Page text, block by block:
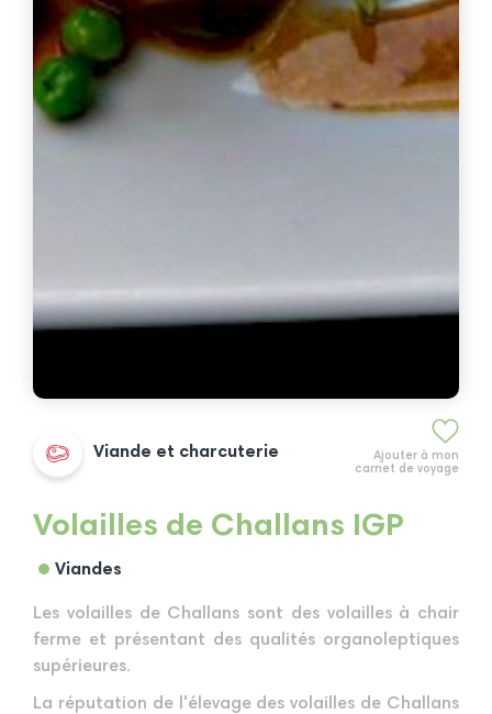
Ajouter à mon
carnet de voyage
Viande et charcuterie
Volailles de Challans IGP
Viandes
Les volailles de Challans sont des volailles à chair
ferme et présentant des qualités organoleptiques
supérieures.
La réputation de l'élevage des volailles de Challans